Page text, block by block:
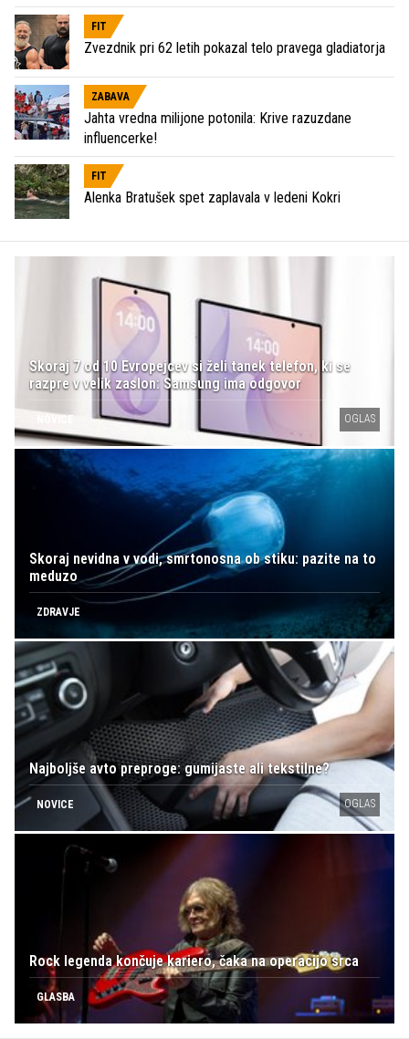
FIT
Zvezdnik pri 62 letih pokazal telo pravega gladiatorja
ZABAVA
Jahta vredna milijone potonila: Krive razuzdane
influencerke!
FIT
Alenka Bratušek spet zaplavala v ledeni Kokri
Skoraj 7 od 10 Evropejcev si želi tanek telefon, ki se
razpre v velik zaslon: Samsung ima odgovor
OGLAS
Skoraj nevidna v vodi, smrtonosna ob stiku: pazite na to
meduzo
ZDRAVJE
Najboljše avto preproge: gumijaste ali tekstilne?
NOVICE OGLAS
Rock legenda končuje kariero, čaka na operacijo srca
GLASBA